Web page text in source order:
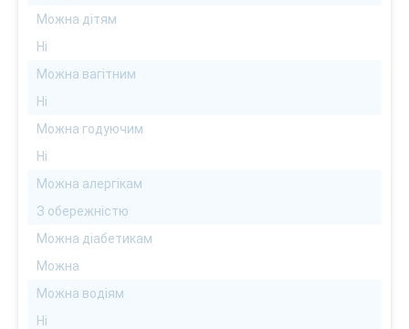
Можна дітям
Ні
Можна вагітним
Ні
Можна годуючим
Ні
Можна алергікам
З обережністю
Можна діабетикам
Можна
Можна водіям
Ні